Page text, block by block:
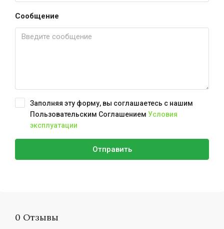
Сообщение
Заполняя эту форму, вы соглашаетесь с нашим
Пользовательским Соглашением Условия
эксплуатации
Отправить
0 Отзывы